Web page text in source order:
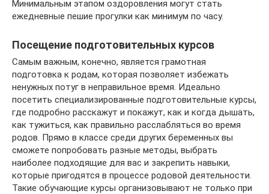
Минимальным этапом оздоровления могут стать
ежедневные пешие прогулки как минимум по часу.
Посещение подготовительных курсов
Самым важным, конечно, является грамотная
подготовка к родам, которая позволяет избежать
ненужных потуг в неправильное время. Идеально
посетить специализированные подготовительные курсы,
где подробно расскажут и покажут, как и когда дышать,
как тужиться, как правильно расслабляться во время
родов. Прямо в классе среди других беременных вы
сможете попробовать разные методы, выбрать
наиболее подходящие для вас и закрепить навыки,
которые пригодятся в процессе родовой деятельности.
Такие обучающие курсы организовывают не только при